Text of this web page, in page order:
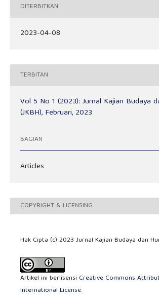
DITERBITKAN
2023-04-08
TERBITAN
Vol 5 No 1 (2023): Jurnal Kajian Budaya
(JKBH), Februari, 2023
BAGIAN
Articles
COPYRIGHT & LICENSING
Hak Cipta (c) 2023 Jurnal Kajian Budaya dan
Artikel ini berlisensi Creative Commons
International License.